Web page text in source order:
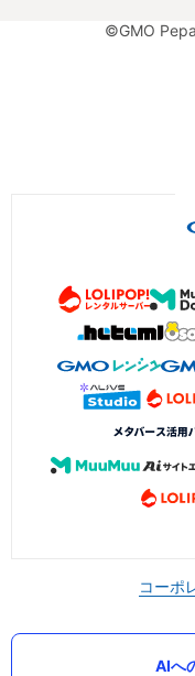
©GMO
コーポ
AIへ